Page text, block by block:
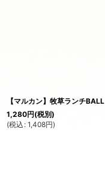
【マルカン】牧草ランチBALL
1,280円(税別)
(税込 : 1,408円)